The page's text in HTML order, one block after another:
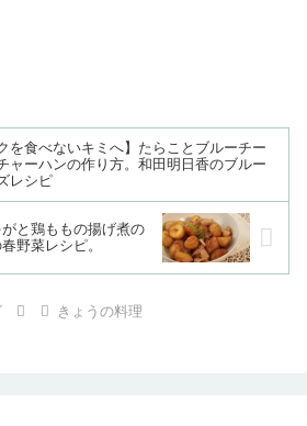
クを食べないキミへ】たらことブルーチー
ャーハンの作り方。和田明日香のブルー
レシピ
がと鶏ももの揚げ煮の
野菜レシピ。
きょうの料理